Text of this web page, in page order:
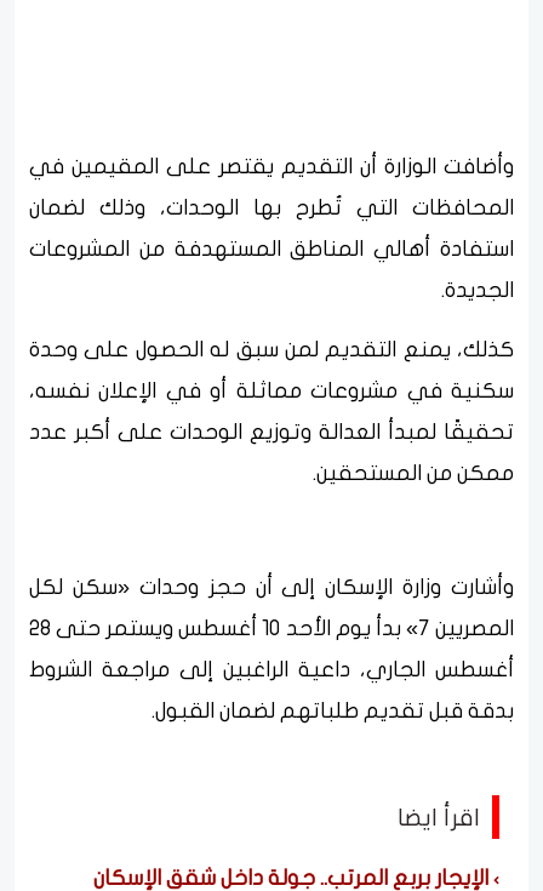
وأضافت الوزارة أن التقديم يقتصر على المقيمين في
المحافظات التي تُطرح بها الوحدات، وذلك لضمان
استفادة أهالي المناطق المستهدفة من المشروعات
الجديدة.
كذلك، يمنع التقديم لمن سبق له الحصول على وحدة
سكنية في مشروعات مماثلة أو في الإعلان نفسه،
تحقيقًا لمبدأ العدالة وتوزيع الوحدات على أكبر عدد
ممكن من المستحقين.
وأشارت وزارة الإسكان إلى أن حجز وحدات «سكن لكل
المصريين 7» بدأ يوم الأحد 10 أغسطس ويستمر حتى 28
أغسطس الجاري، داعية الراغبين إلى مراجعة الشروط
بدقة قبل تقديم طلباتهم لضمان القبول.
اقرأ ايضا
الإيجار بربع المرتب.. جولة داخل شقق الإسكان